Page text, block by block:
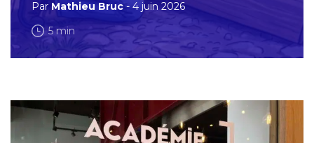
Par Mathieu Bruc- 4 juin 2026
5 min